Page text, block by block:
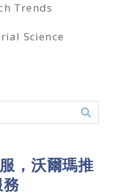
Trends
Science
，沃爾瑪推